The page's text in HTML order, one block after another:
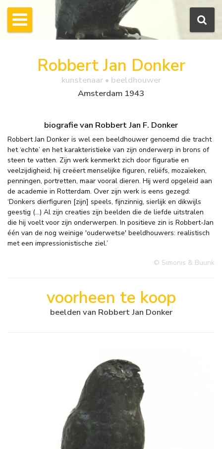
Robbert Jan Donker
kunstenaar • beeldhouwer
Amsterdam 1943
biografie van Robbert Jan F. Donker
Robbert Jan Donker is wel een beeldhouwer genoemd die tracht
het ‘echte’ en het karakteristieke van zijn onderwerp in brons of
steen te vatten. Zijn werk kenmerkt zich door figuratie en
veelzijdigheid; hij creëert menselijke figuren, reliëfs, mozaïeken,
penningen, portretten, maar vooral dieren. Hij werd opgeleid aan
de academie in Rotterdam. Over zijn werk is eens gezegd:
‘Donkers dierfiguren [zijn] speels, fijnzinnig, sierlijk en dikwijls
geestig (…) Al zijn creaties zijn beelden die de liefde uitstralen
die hij voelt voor zijn onderwerpen. In positieve zin is Robbert-Jan
één van de nog weinige 'ouderwetse' beeldhouwers: realistisch
met een impressionistische ziel.’
© Simonis & Buunk
voorheen te koop
beelden van Robbert Jan Donker